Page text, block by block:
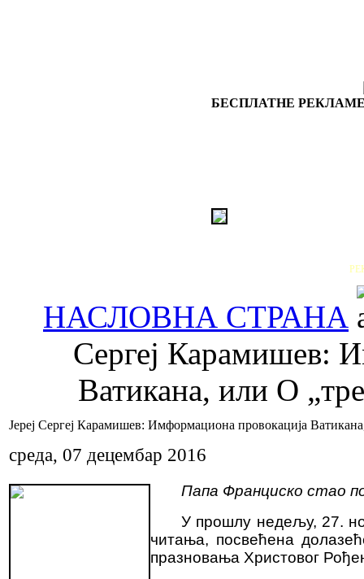
БЕСПЛАТНЕ
НАСЛОВНА СТРАНА
Сергеј Карамишев:
Ватикана, или О
Јереј Сергеј Карамишев: Имформациона провокација
среда, 07 децембар 2016
Папа Франциско стао
У прошлу недељу, 27.
читања, посвећена
празновања Христовог